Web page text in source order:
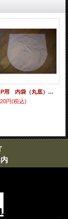
LP用 内袋（丸底） 10枚セット
円(税込)